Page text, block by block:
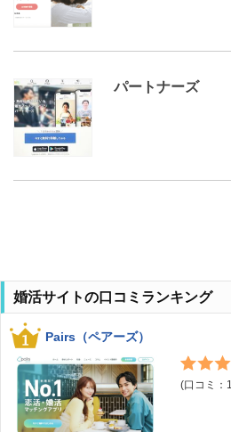
パートナーズ
婚活サイトの口コミランキング
Pairs（ペアーズ）
(口コミ：